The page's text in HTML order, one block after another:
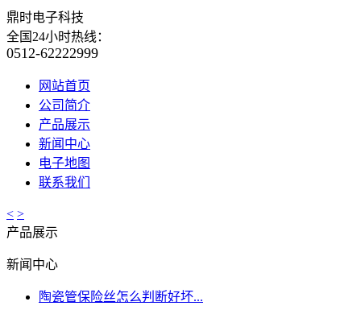
鼎时电子科技
全国24小时热线：
0512-62222999
网站首页
公司简介
产品展示
新闻中心
电子地图
联系我们
< >
产品展示
新闻中心
陶瓷管保险丝怎么判断好坏...